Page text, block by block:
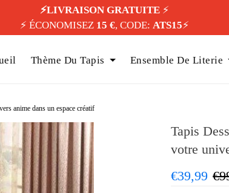
⚡️LIVRAISON GRATUITE⚡️
⚡️ ÉCONOMISEZ 15 €, CODE: ATS15⚡️
Thème Du Tapis Ensemble De Literie
anime dans un espace créatif
Tapis
votre
€39,99